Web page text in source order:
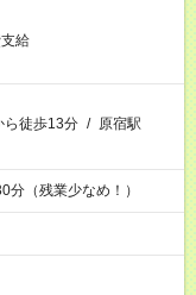
給
ら徒歩13分 / 原宿駅
（残業少なめ！）